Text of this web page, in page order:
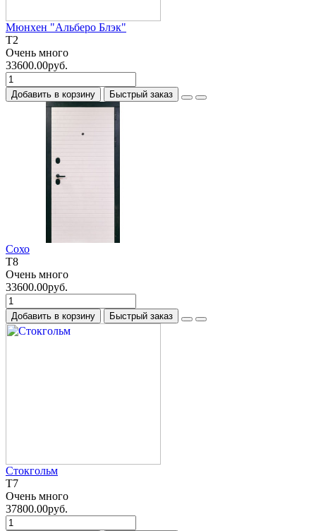
Мюнхен "Альберо Блэк"
T2
Очень много
33600.00руб.
Добавить в корзину Быстрый заказ
Сохо
T8
Очень много
33600.00руб.
Добавить в корзину Быстрый заказ
Стокгольм
T7
Очень много
37800.00руб.